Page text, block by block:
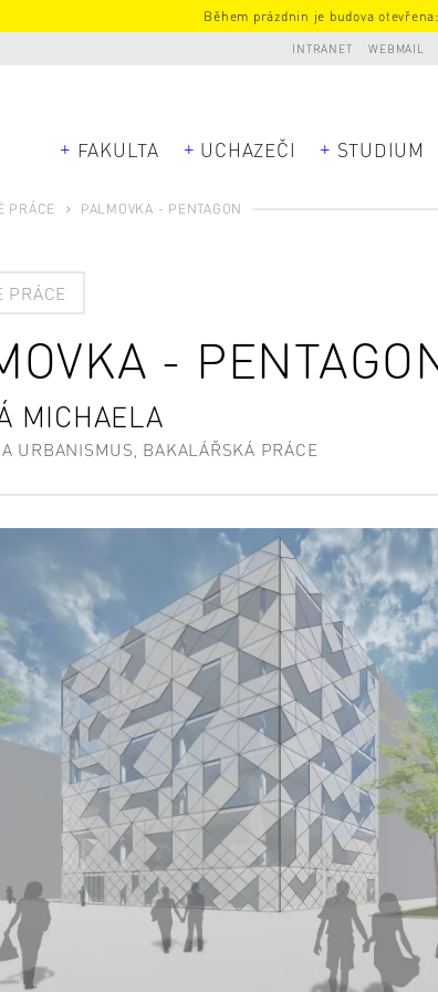
Během prázdnin je budova
INTRANET WEBMAIL
FAKULTA UCHAZEČI STUDIUM
PRÁCE PALMOVKA - PENTAGON
PRÁCE
-
MICHAELA
URBANISMUS, BAKALÁŘSKÁ PRÁCE